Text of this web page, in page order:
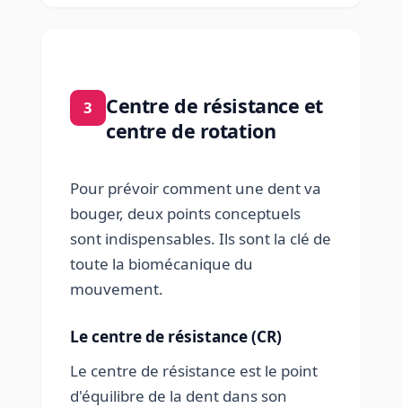
3
Centre de résistance et
centre de rotation
Pour prévoir comment une dent va
bouger, deux points conceptuels
sont indispensables. Ils sont la clé de
toute la biomécanique du
mouvement.
Le centre de résistance (CR)
Le centre de résistance est le point
d'équilibre de la dent dans son